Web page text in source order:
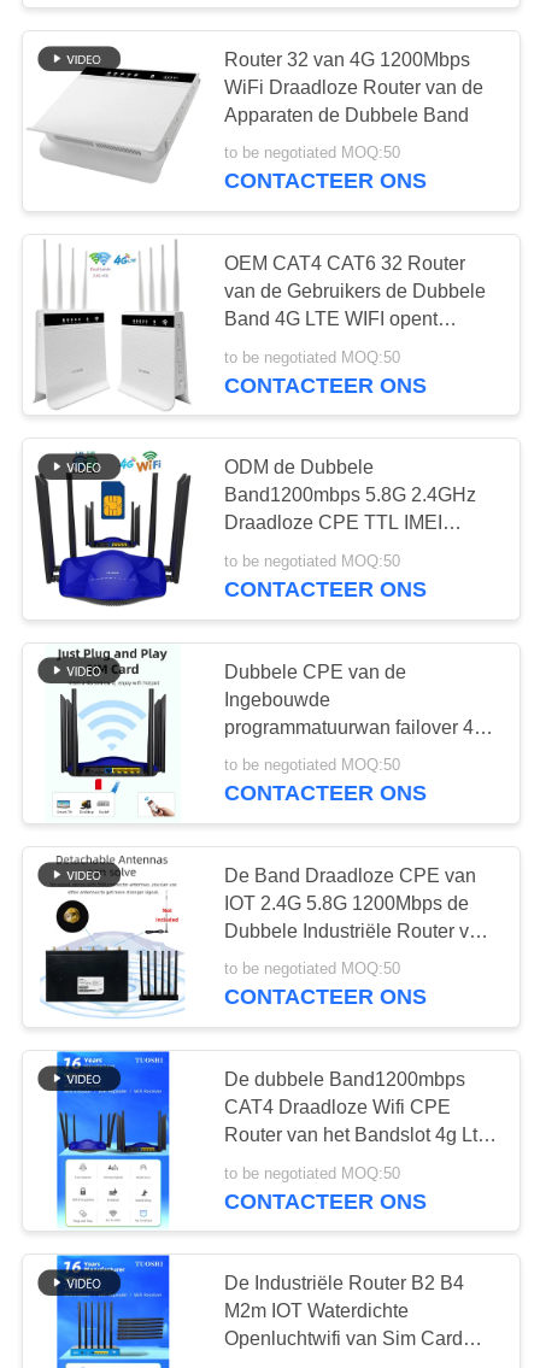
VERZOEK
OM EEN
SITEMAP
PRIVACY
POLICY
Router 32 van 4G 1200Mbps
WiFi Draadloze Router van de
Apparaten de Dubbele Band
to be negotiated MOQ:50
CONTACTEER ONS
OEM CAT4 CAT6 32 Router
van de Gebruikers de Dubbele
Band 4G LTE WIFI opent
1200mbps-CPE van het
Bandslot
to be negotiated MOQ:50
CONTACTEER ONS
ODM de Dubbele
Band1200mbps 5.8G 2.4GHz
Draadloze CPE TTL IMEI
Verandering opent de Router
van 4g Lte Wifi voor Sim Card
to be negotiated MOQ:50
CONTACTEER ONS
Dubbele CPE van de
Ingebouwde
programmatuurwan failover 4g
Lte van de Band1200mbps AT-
T T-Mobile Simcard Draadloze
to be negotiated MOQ:50
CONTACTEER ONS
De Band Draadloze CPE van
IOT 2.4G 5.8G 1200Mbps de
Dubbele Industriële Router van
Rangsim card 3g 4g 5g Wifi
to be negotiated MOQ:50
CONTACTEER ONS
De dubbele Band1200mbps
CAT4 Draadloze Wifi CPE
Router van het Bandslot 4g Lte
met Sim Card
to be negotiated MOQ:50
CONTACTEER ONS
De Industriële Router B2 B4
M2m IOT Waterdichte
Openluchtwifi van Sim Card